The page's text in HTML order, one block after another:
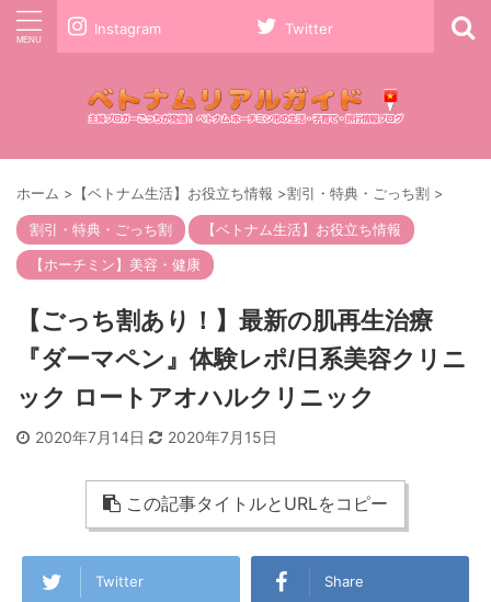
Instagram Twitter
ホーム > 【ベトナム生活】お役立ち情報 >割引・特典・ごっち割 >
割引・特典・ごっち割
【ベトナム生活】お役立ち情報
【ホーチミン】美容・健康
【ごっち割あり！】最新の肌再生治療
『ダーマペン』体験レポ/日系美容クリニ
ック ロートアオハルクリニック
2020年7月14日 2020年7月15日
この記事タイトルとURLをコピー
Twitter Share